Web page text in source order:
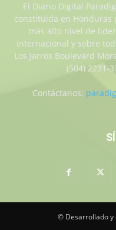
El Diario Digital
constituida en Honduras
más alto nivel de
internacional y sobre
Los Jarros Boulevard
(504) 2231-
Contáctanos:
© Desarrollado y